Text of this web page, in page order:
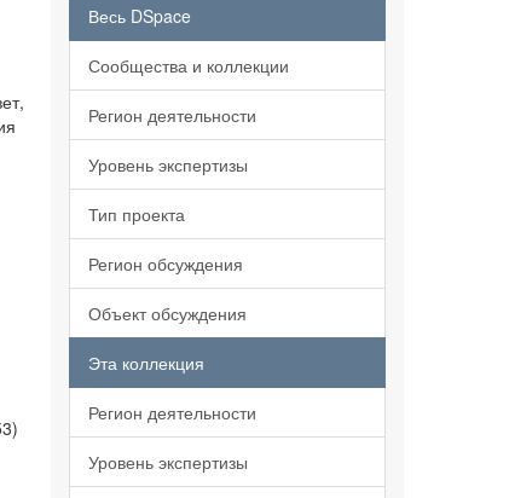
Весь DSpace
Сообщества и коллекции
Регион деятельности
Уровень экспертизы
Тип проекта
Регион обсуждения
Объект обсуждения
Эта коллекция
Регион деятельности
Уровень экспертизы